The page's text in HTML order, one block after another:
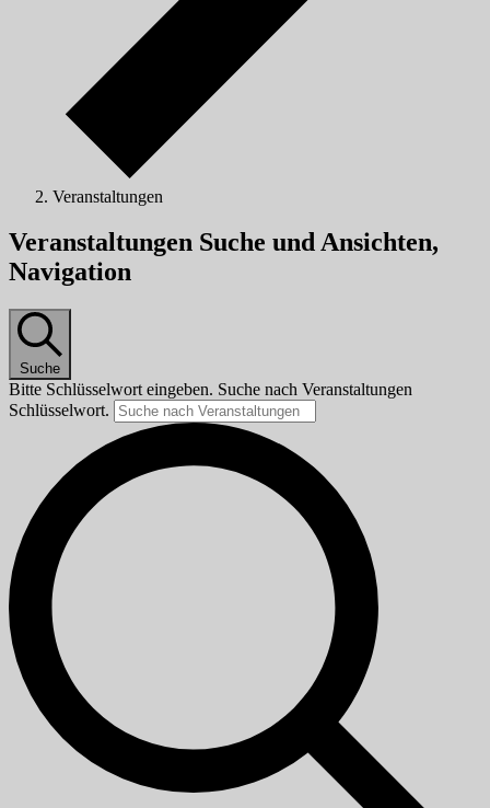
Veranstaltungen
Veranstaltungen
Veranstaltungen Suche und Ansichten,
Navigation
Suche
Bitte Schlüsselwort eingeben. Suche nach Veranstaltungen
Schlüsselwort.